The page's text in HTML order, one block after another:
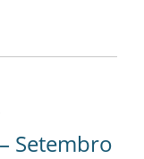
Setembro